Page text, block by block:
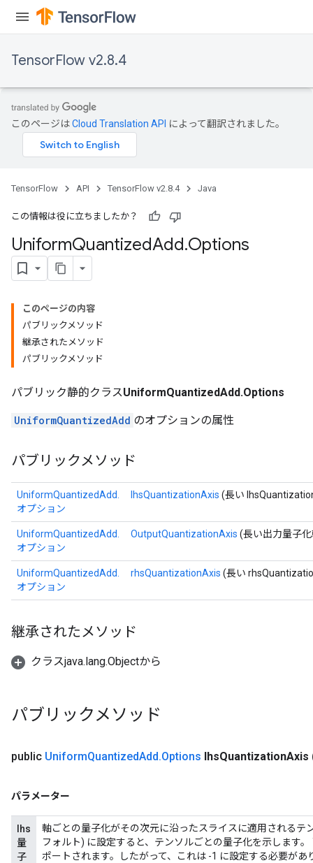
TensorFlow v2.8.4
このページはCloud Translation API によって翻訳されました。
TensorFlow API TensorFlow v2.8.4 Java
この情報は役に立ちましたか？
UniformQuantizedAdd.Options
このページの内容
パブリックメソッド
継承されたメソッド
パブリックメソッド
パブリック静的クラスUniformQuantizedAdd.Options
UniformQuantizedAdd のオプションの属性
パブリックメソッド
UniformQuantizedAdd.
オプション
lhsQuantizationAxis (長い
UniformQuantizedAdd.
オプション
OutputQuantizationAxis (長い出力量子
UniformQuantizedAdd.
オプション
rhsQuantizationAxis (長い
継承されたメソッド
クラスjava.lang.Objectから
パブリックメソッド
public UniformQuantizedAdd.Options lhsQuantizationAxis
パラメーター
lhs
量
子
軸ごとの量子化がその次元に沿ったスライスに適用されるテ
フォルト) に設定すると、テンソルごとの量子化を示します
ポートされます。したがって、これは -1 に設定する必要が